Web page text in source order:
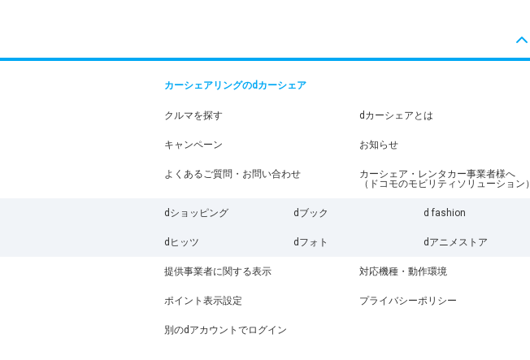
カーシェアリングのdカーシェア
クルマを探す dカーシェアとは
キャンペーン お知らせ
よくあるご質問・お問い合わせ
カーシェア・レンタカー事業者様へ
（ドコモのモビリティソリューション）
dショッピング dブック d fashion
dヒッツ dフォト dアニメストア
提供事業者に関する表示 対応機種・動作環境
ポイント表示設定 プライバシーポリシー
別のdアカウントでログイン